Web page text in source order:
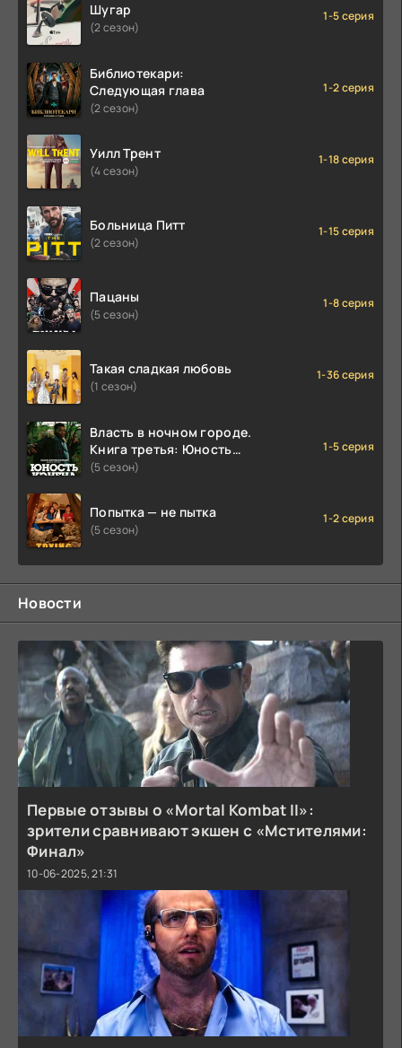
Шугар
(2 сезон)
1-5 серия
Библиотекари:
Следующая глава
(2 сезон)
1-2 серия
Уилл Трент
(4 сезон)
1-18 серия
Больница Питт
(2 сезон)
1-15 серия
Пацаны
(5 сезон)
1-8 серия
Такая сладкая любовь
(1 сезон)
1-36 серия
Власть в ночном городе.
Книга третья: Юность
Кэнена
(5 сезон)
1-5 серия
Попытка — не пытка
(5 сезон)
1-2 серия
Новости
Первые отзывы о «Mortal Kombat II»:
зрители сравнивают экшен с «Мстителями:
Финал»
10-06-2025, 21:31